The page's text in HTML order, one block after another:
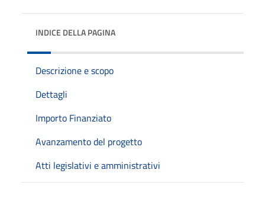
INDICE DELLA PAGINA
Descrizione e scopo
Dettagli
Importo Finanziato
Avanzamento del progetto
Atti legislativi e amministrativi